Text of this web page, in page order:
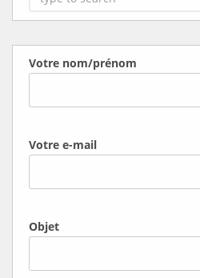
Votre nom/prénom
Votre e-mail
Objet